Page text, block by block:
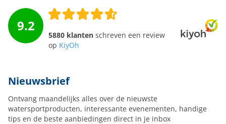
9.2
5880 klanten schreven een review
op KiyOh
Nieuwsbrief
Ontvang maandelijks alles over de nieuwste
watersportproducten, interessante evenementen, handige
tips en de beste aanbiedingen direct in je inbox